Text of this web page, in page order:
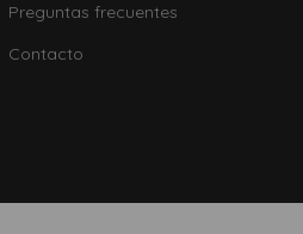
Preguntas frecuentes
Contacto